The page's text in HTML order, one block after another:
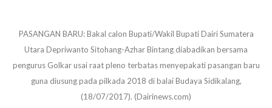
PASANGAN BARU: Bakal calon Bupati/Wakil Bupati Dairi Sumatera
Utara Depriwanto Sitohang-Azhar Bintang diabadikan bersama
pengurus Golkar usai raat pleno terbatas menyepakati pasangan baru
guna diusung pada pilkada 2018 di balai Budaya Sidikalang,
(18/07/2017). (Dairinews.com)